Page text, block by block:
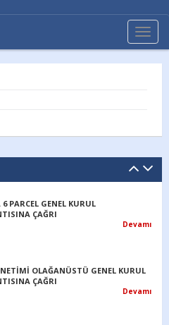
PARCEL GENEL KURUL
ÇAĞRI
Devamı
OLAĞANÜSTÜ GENEL KURUL
ÇAĞRI
Devamı